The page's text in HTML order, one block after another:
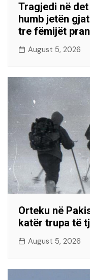
Tragjedi në
humb jetën
tre fëmijët
August 5, 2026
Orteku në
katër trupa të
August 5, 2026